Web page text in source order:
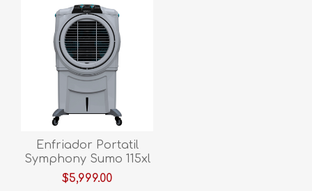
Enfriador Portatil
Symphony Sumo 115xl
$5,999.00